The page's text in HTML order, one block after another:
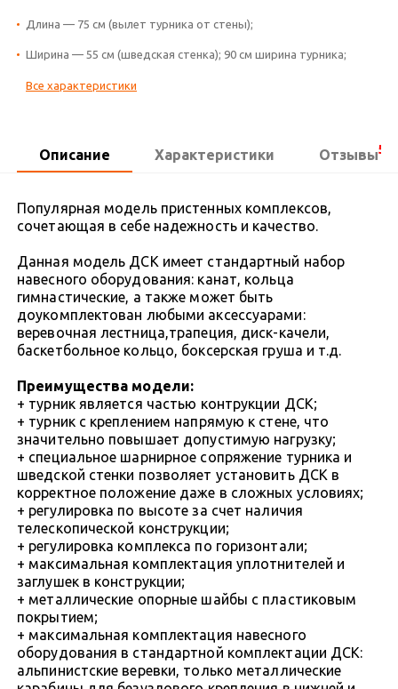
Длина — 75 см (вылет турника от стены);
Ширина — 55 см (шведская стенка); 90 см ширина турника;
Все характеристики
Описание Характеристики Отзывы5
Популярная модель пристенных комплексов,
сочетающая в себе надежность и качество.
Данная модель ДСК имеет стандартный набор
навесного оборудования: канат, кольца
гимнастические, а также может быть
доукомплектован любыми аксессуарами:
веревочная лестница,трапеция, диск-качели,
баскетбольное кольцо, боксерская груша и т.д.
Преимущества модели:
+ турник является частью контрукции ДСК;
+ турник с креплением напрямую к стене, что
значительно повышает допустимую нагрузку;
+ специальное шарнирное сопряжение турника и
шведской стенки позволяет установить ДСК в
корректное положение даже в сложных условиях;
+ регулировка по высоте за счет наличия
телескопической конструкции;
+ регулировка комплекса по горизонтали;
+ максимальная комплектация уплотнителей и
заглушек в конструкции;
+ металлические опорные шайбы с пластиковым
покрытием;
+ максимальная комплектация навесного
оборудования в стандартной комплектации ДСК:
альпинистские веревки, только металлические